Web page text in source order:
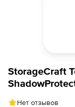
StorageCraft
Нет отзывов